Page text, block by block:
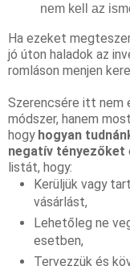
nem kell az
Ha ezeket
jó úton haladok az
romláson menjen
Szerencsére itt
módszer, hanem
hogy hogyan
negatív tényezőket
listát, hogy:
Kerüljük vagy
vásárlást,
Lehetőleg ne
esetben,
Tervezzük és